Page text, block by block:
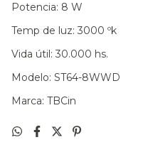
Potencia: 8 W
Temp de luz: 3000 ºk
Vida útil: 30.000 hs.
Modelo: ST64-8WWD
Marca: TBCin